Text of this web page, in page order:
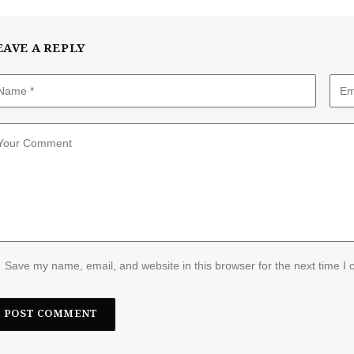
A REPLY
Save my name, email, and website in this browser for the next time I